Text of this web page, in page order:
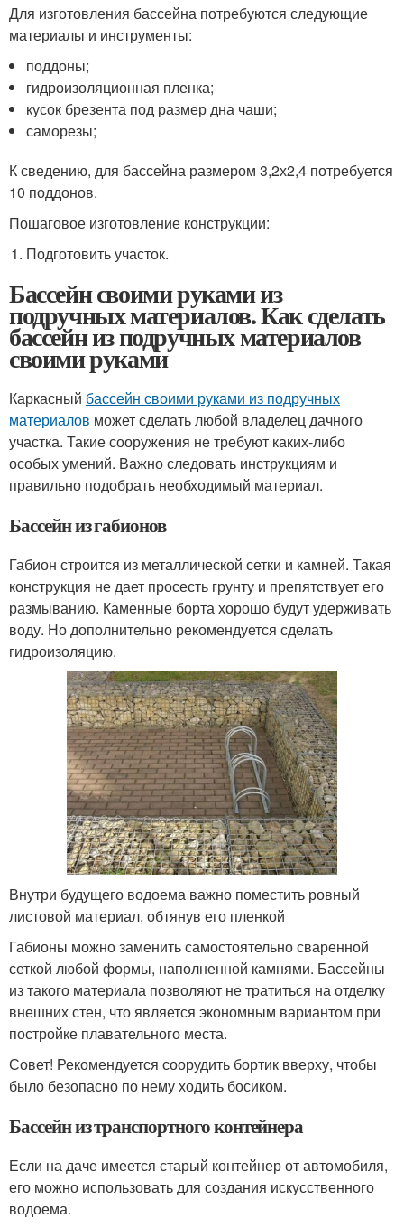
Для изготовления бассейна потребуются следующие
материалы и инструменты:
поддоны;
гидроизоляционная пленка;
кусок брезента под размер дна чаши;
саморезы;
К сведению, для бассейна размером 3,2х2,4 потребуется
10 поддонов.
Пошаговое изготовление конструкции:
Подготовить участок.
Бассейн своими руками из
подручных материалов. Как сделать
бассейн из подручных материалов
своими руками
Каркасный бассейн своими руками из подручных
материалов может сделать любой владелец дачного
участка. Такие сооружения не требуют каких-либо
особых умений. Важно следовать инструкциям и
правильно подобрать необходимый материал.
Бассейн из габионов
Габион строится из металлической сетки и камней. Такая
конструкция не дает просесть грунту и препятствует его
размыванию. Каменные борта хорошо будут удерживать
воду. Но дополнительно рекомендуется сделать
гидроизоляцию.
Внутри будущего водоема важно поместить ровный
листовой материал, обтянув его пленкой
Габионы можно заменить самостоятельно сваренной
сеткой любой формы, наполненной камнями. Бассейны
из такого материала позволяют не тратиться на отделку
внешних стен, что является экономным вариантом при
постройке плавательного места.
Совет! Рекомендуется соорудить бортик вверху, чтобы
было безопасно по нему ходить босиком.
Бассейн из транспортного контейнера
Если на даче имеется старый контейнер от автомобиля,
его можно использовать для создания искусственного
водоема.